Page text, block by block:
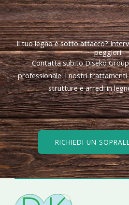
Il tuo legno è sotto attacco?
peggiori.
Contatta subito Diseko
professionale. I nostri
strutture e arredi in
RICHIEDI UN